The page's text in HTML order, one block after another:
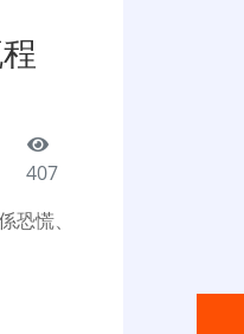
407
恐慌、